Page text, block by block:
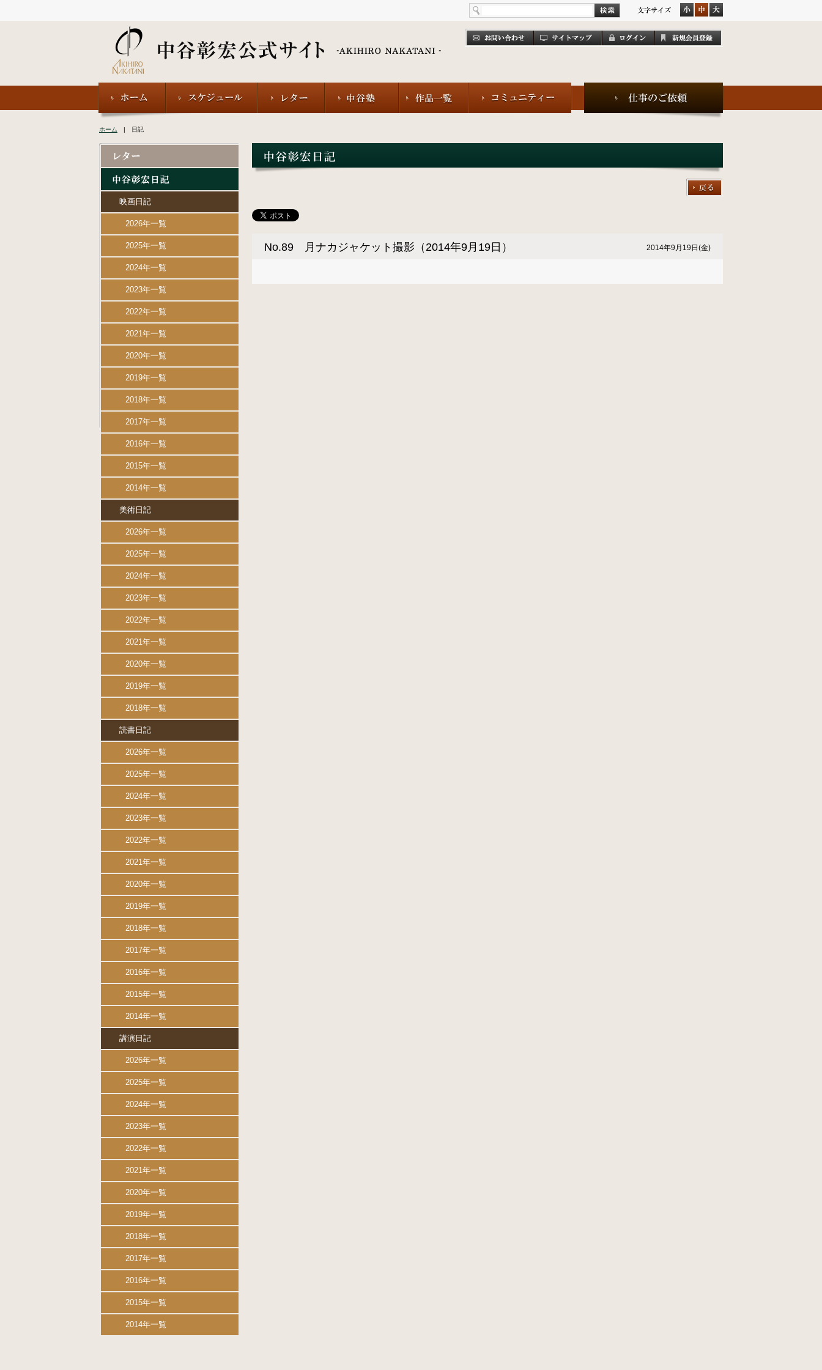
ホーム | 日記
No.89 月ナカジャケット撮影（2014年9月19日） 2014年9月19日(金)
映画日記
2026年一覧
2025年一覧
2024年一覧
2023年一覧
2022年一覧
2021年一覧
2020年一覧
2019年一覧
2018年一覧
2017年一覧
2016年一覧
2015年一覧
2014年一覧
美術日記
2026年一覧
2025年一覧
2024年一覧
2023年一覧
2022年一覧
2021年一覧
2020年一覧
2019年一覧
2018年一覧
読書日記
2026年一覧
2025年一覧
2024年一覧
2023年一覧
2022年一覧
2021年一覧
2020年一覧
2019年一覧
2018年一覧
2017年一覧
2016年一覧
2015年一覧
2014年一覧
講演日記
2026年一覧
2025年一覧
2024年一覧
2023年一覧
2022年一覧
2021年一覧
2020年一覧
2019年一覧
2018年一覧
2017年一覧
2016年一覧
2015年一覧
2014年一覧